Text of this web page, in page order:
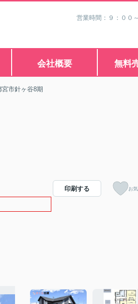
営業時間：９：００
会社概要 無料
宮市針ヶ谷8期
印刷する お